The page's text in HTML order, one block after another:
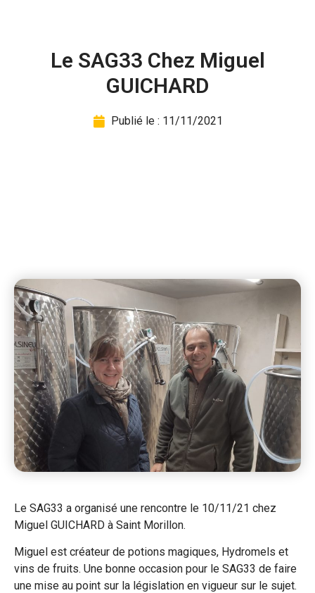
Le SAG33 Chez Miguel
GUICHARD
Publié le : 11/11/2021
Le SAG33 a organisé une rencontre le 10/11/21 chez
Miguel GUICHARD à Saint Morillon.
Miguel est créateur de potions magiques, Hydromels et
vins de fruits. Une bonne occasion pour le SAG33 de faire
une mise au point sur la législation en vigueur sur le sujet.